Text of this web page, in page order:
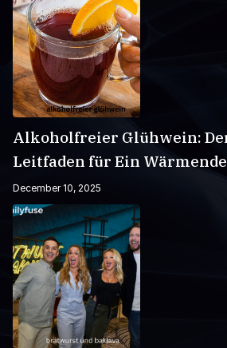
Alkoholfreier Glühwein:
Leitfaden für Ein
Wintergetränk
December 10, 2025